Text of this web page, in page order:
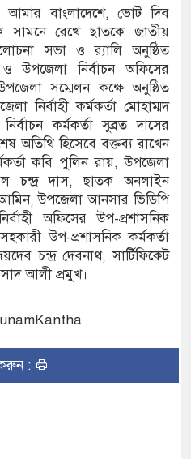
নেই :
রিপন-
উদ্বোধন
অধরা
প্রধান
শোকের
আমার বাংলাদেশে, ভোট দিব
সামনে রেখে ছাতকে জাতীয়
সভা ও র‌্যালি অনুষ্ঠিত
উপজেলা নির্বাচন অফিসের
সম্মেলন কক্ষে অনুষ্ঠিত
নির্বাহী কর্মকর্তা মোহাম্মদ
কর্মকর্তা সুব্রত দাসের
অতিথি হিসেবে বক্তব্য রাখেন
কবি পুলিন রায়, উপজেলা
চন্দ্র দাস, ছাতক অনলাইন
আমিন, উপজেলা আনসার ভিডিপি
অফিসের উপ-প্রশাসনিক
উপ-প্রশাসনিক কর্মকর্তা
চন্দ্র দেবনাথ, সার্টিফিকেট
আলী প্রমুখ।
করুন :